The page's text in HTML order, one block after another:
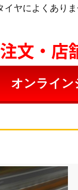
ヤによくありま
文・店
オンライン